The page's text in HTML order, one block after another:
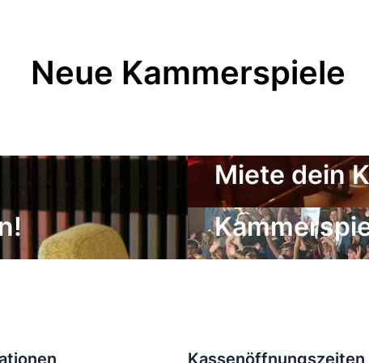
Neue Kammerspiele
Miete dein
Der
Kassenöffnungszeiten